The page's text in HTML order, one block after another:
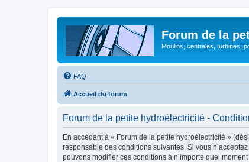
Forum de la
Moulins, centrales, turbines,
FAQ
Accueil du forum
Forum de la petite hydroélectricité -
En accédant à « Forum de la petite hydroélectricité »
responsable des conditions suivantes. Si vous
pouvons modifier ces conditions à n’importe quel